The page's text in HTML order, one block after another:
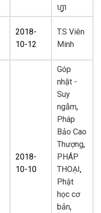
ហ្វា
2018-
10-12
T.S Viên
Minh
2018-
10-10
Góp
nhặt -
Suy
ngẫm,
Pháp
Bảo Cao
Thượng,
PHÁP
THOẠI,
Phật
học cơ
bản,